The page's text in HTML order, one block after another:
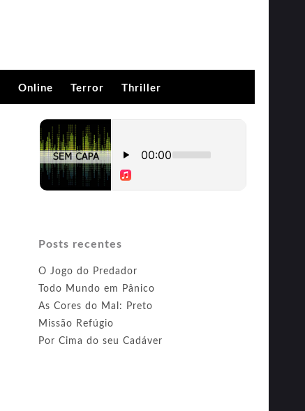
Online Terror Thriller
Posts recentes
O Jogo do Predador
Todo Mundo em Pânico
As Cores do Mal: Preto
Missão Refúgio
Por Cima do seu Cadáver